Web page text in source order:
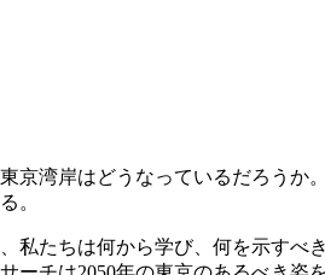
京湾岸はどうなっているだろう
。
私たちは何から学び、何を示す